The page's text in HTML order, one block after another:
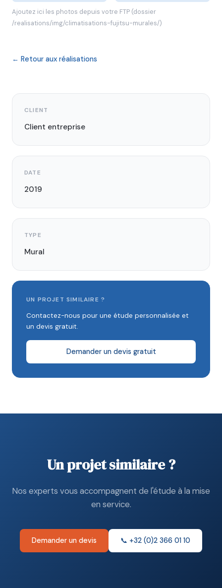
Ajoutez ici les photos depuis votre FTP (dossier
/realisations/img/climatisations-fujitsu-murales/)
← Retour aux réalisations
CLIENT
Client entreprise
DATE
2019
TYPE
Mural
UN PROJET SIMILAIRE ?
Contactez-nous pour une étude personnalisée et
un devis gratuit.
Demander un devis gratuit
Un projet similaire ?
Nos experts vous accompagnent de l'étude à la mise
en service.
Demander un devis 📞 +32 (0)2 366 01 10